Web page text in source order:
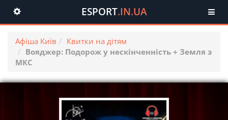
Toggle
navigation
ESPORT.IN.UA
Афіша Київ
Квитки на дітям
Вояджер: Подорож у нескінченність + Земля з
МКС